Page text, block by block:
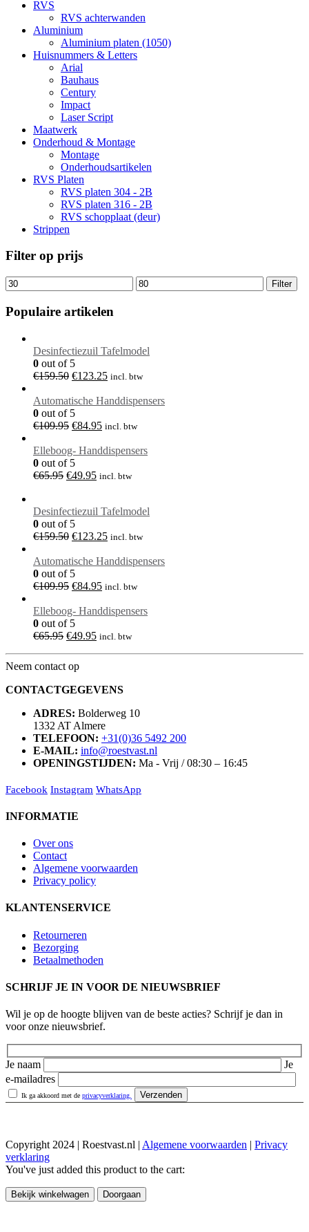
productpagina
RVS
RVS achterwanden
Aluminium
Aluminium platen (1050)
Huisnummers & Letters
Arial
Bauhaus
Century
Impact
Laser Script
Maatwerk
Onderhoud & Montage
Montage
Onderhoudsartikelen
RVS Platen
RVS platen 304 - 2B
RVS platen 316 - 2B
RVS schopplaat (deur)
Strippen
Filter op prijs
Min.
prijs
Max.
prijs
Filter
Populaire artikelen
Desinfectiezuil Tafelmodel
0 out of 5
€159.50 Oorspronkelijke
was:
€159.50.
€123.25Huidige
is:
incl. btw
Automatische Handdispensers
0 out of 5
€109.95 Oorspronkelijke
was:
€109.95.
€84.95Huidige
is:
incl. btw
Elleboog- Handdispensers
0 out of 5
€65.95 Oorspronkelijke
€65.95.
€49.95Huidige
€49.95.
incl. btw
Desinfectiezuil Tafelmodel
0 out of 5
€159.50 Oorspronkelijke
was:
€159.50.
€123.25Huidige
is:
incl. btw
Automatische Handdispensers
0 out of 5
€109.95 Oorspronkelijke
was:
€109.95.
€84.95Huidige
is:
incl. btw
Elleboog- Handdispensers
0 out of 5
€65.95 Oorspronkelijke
€65.95.
€49.95Huidige
incl. btw
Neem contact op
CONTACTGEGEVENS
ADRES: Bolderweg 10
1332 AT Almere
TELEFOON: +31(0)36 5492 200
E-MAIL: info@roestvast.nl
OPENINGSTIJDEN: Ma - Vrij / 08:30 – 16:45
Facebook Instagram WhatsApp
INFORMATIE
Over ons
Contact
Algemene voorwaarden
Privacy policy
KLANTENSERVICE
Retourneren
Bezorging
Betaalmethoden
SCHRIJF JE IN VOOR DE NIEUWSBRIEF
Wil je op de hoogte blijven van de beste acties? Schrijf je dan in
voor onze nieuwsbrief.
Je naam
Je
e-mailadres
Ik ga akkoord met de privacyverklaring.
Copyright 2024 | Roestvast.nl | Algemene voorwaarden | Privacy
verklaring
You've just added this product to the cart:
Bekijk winkelwagen Doorgaan